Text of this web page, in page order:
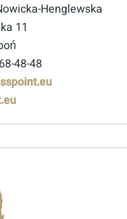
Henglewska
11
48-48